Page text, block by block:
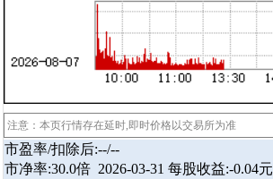
注意：本页行情存在延时,即时价格以交易所为准
市盈率/扣除后:--/--
市净率:30.0倍 2026-03-31 每股收益:-0.04元